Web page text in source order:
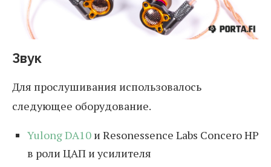
Звук
Для прослушивания использовалось
следующее оборудование.
Yulong DA10 и Resonessence Labs Concero HP
в роли ЦАП и усилителя